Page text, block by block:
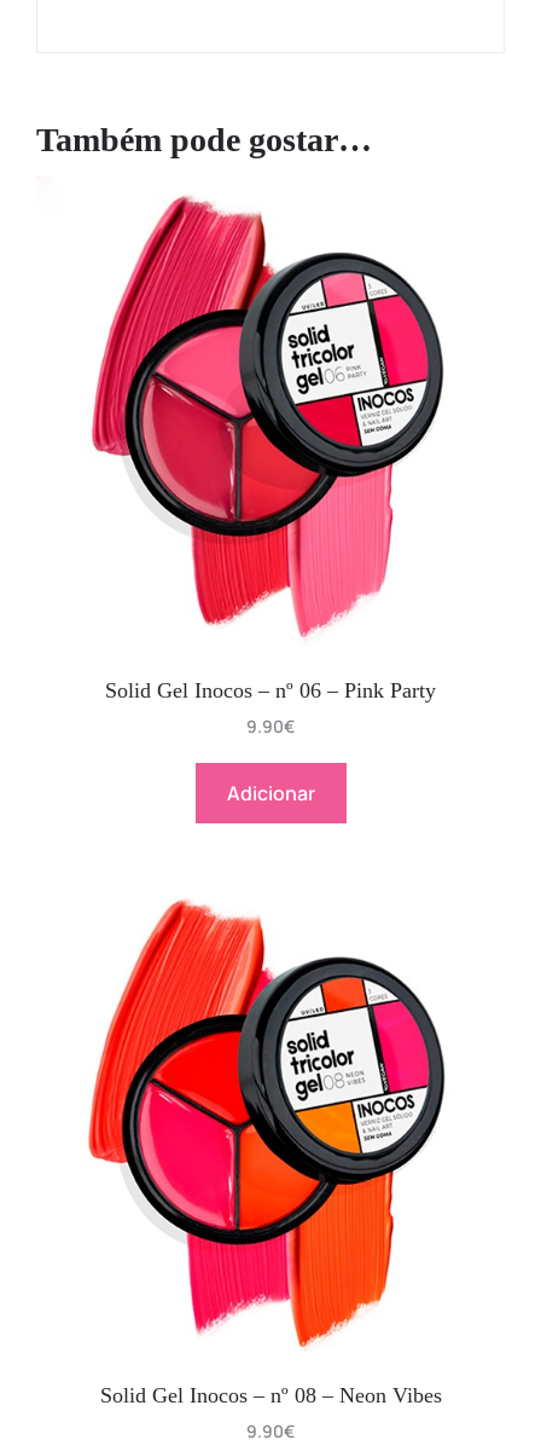
Também pode gostar…
Solid Gel Inocos – nº 06 – Pink Party
9.90€
Adicionar
Solid Gel Inocos – nº 08 – Neon Vibes
9.90€